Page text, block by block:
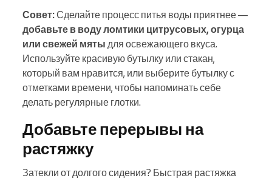
Совет:Сделайте процесс питья воды приятнее —
добавьте в воду ломтики цитрусовых, огурца
или свежей мяты для освежающего вкуса.
Используйте красивую бутылку или стакан,
который вам нравится, или выберите бутылку с
отметками времени, чтобы напоминать себе
делать регулярные глотки.
Добавьте перерывы на
растяжку
Затекли от долгого сидения? Быстрая растяжка